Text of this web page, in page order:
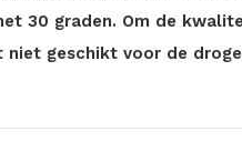
30 graden. Om de
niet geschikt voor de